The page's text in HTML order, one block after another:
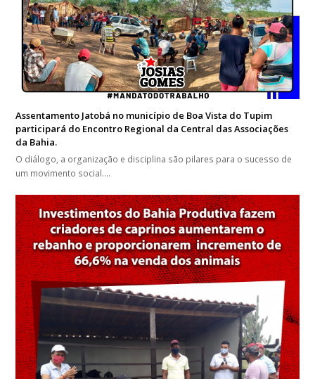
Assentamento Jatobá no município de Boa Vista do Tupim
participará do Encontro Regional da Central das Associações
da Bahia.
O diálogo, a organização e disciplina são pilares para o sucesso de
um movimento social.…